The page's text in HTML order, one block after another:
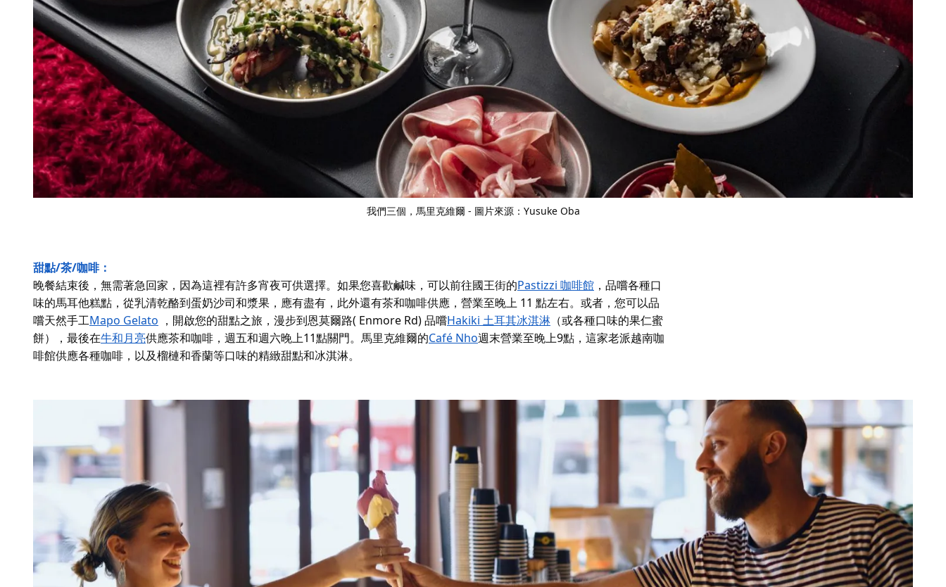
我們三個 ，馬里克維爾 - 圖片來源：Yusuke Oba
甜點/茶/咖啡：
晚餐結束後，無需著急回家，因為這裡有許多宵夜可供選擇。如果您喜歡鹹味，可以前往國王街的Pastizzi 咖啡館 ，品嚐各種口
味的馬耳他糕點，從乳清乾酪到蛋奶沙司和漿果，應有盡有，此外還有茶和咖啡供應，營業至晚上 11 點左右。或者，您可以品
嚐天然手工Mapo Gelato ，開啟您的甜點之旅，漫步到恩莫爾路( Enmore Rd) 品嚐Hakiki 土耳其冰淇淋 （或各種口味的果仁蜜
餅），最後在牛和月亮供應茶和咖啡，週五和週六晚上11點關門。 馬里克維爾的Café Nho週末營業至晚上9點，這家老派越南咖
啡館供應各種咖啡，以及榴槤和香蘭等口味的精緻甜點和冰淇淋。